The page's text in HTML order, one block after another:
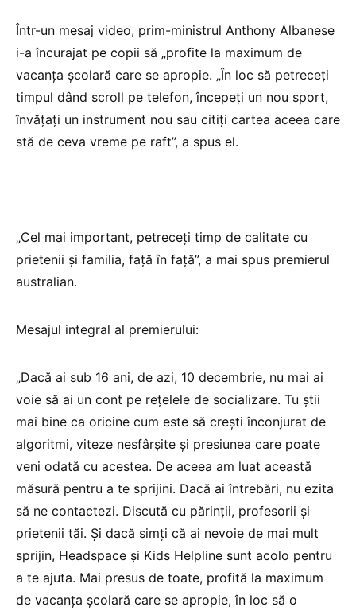
Într-un mesaj video, prim-ministrul Anthony Albanese
i-a încurajat pe copii să „profite la maximum de
vacanța școlară care se apropie. „În loc să petreceți
timpul dând scroll pe telefon, începeți un nou sport,
învățați un instrument nou sau citiți cartea aceea care
stă de ceva vreme pe raft”, a spus el.
„Cel mai important, petreceți timp de calitate cu
prietenii și familia, față în față”, a mai spus premierul
australian.
Mesajul integral al premierului:
„Dacă ai sub 16 ani, de azi, 10 decembrie, nu mai ai
voie să ai un cont pe rețelele de socializare. Tu știi
mai bine ca oricine cum este să crești înconjurat de
algoritmi, viteze nesfârșite și presiunea care poate
veni odată cu acestea. De aceea am luat această
măsură pentru a te sprijini. Dacă ai întrebări, nu ezita
să ne contactezi. Discută cu părinții, profesorii și
prietenii tăi. Și dacă simți că ai nevoie de mai mult
sprijin, Headspace și Kids Helpline sunt acolo pentru
a te ajuta. Mai presus de toate, profită la maximum
de vacanța școlară care se apropie, în loc să o